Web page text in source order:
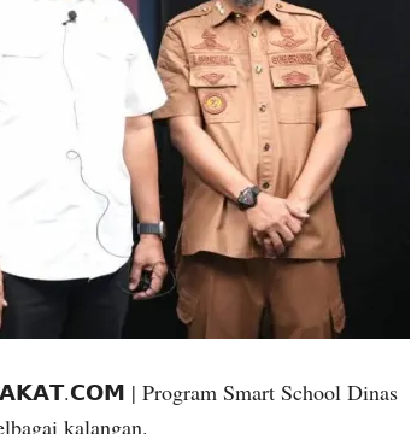
| Program Smart School Dinas
kalangan.